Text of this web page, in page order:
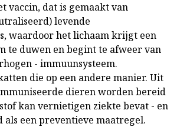
vaccin, dat is gemaakt van
levende
waardoor het lichaam krijgt een
te duwen en begint te afweer van
- immuunsysteem.
die op een andere manier. Uit
dieren worden bereid
kan vernietigen ziekte bevat - en
een preventieve maatregel.